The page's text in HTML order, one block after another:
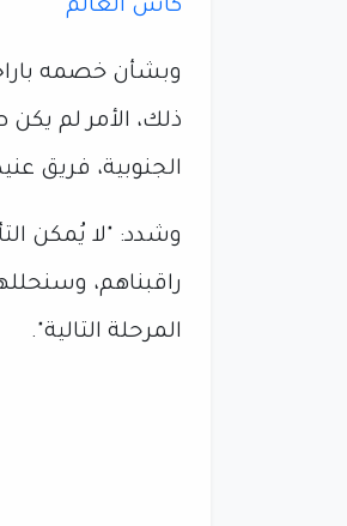
كأس العالم
وبشأن خصمه
ذلك، الأمر لم يكن
الجنوبية، فريق
راقبناهم،
المرحلة التالية".